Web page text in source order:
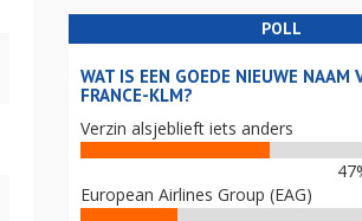
POLL
WAT IS EEN GOEDE NIEUWE NAAM
FRANCE-KLM?
Verzin alsjeblieft iets anders
European Airlines Group (EAG)